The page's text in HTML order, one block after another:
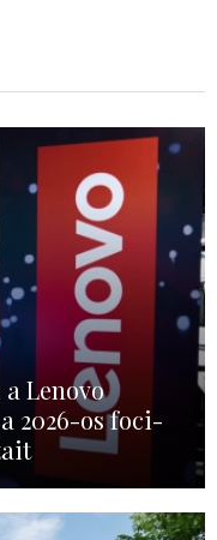
Lenovo
2026-os foci-